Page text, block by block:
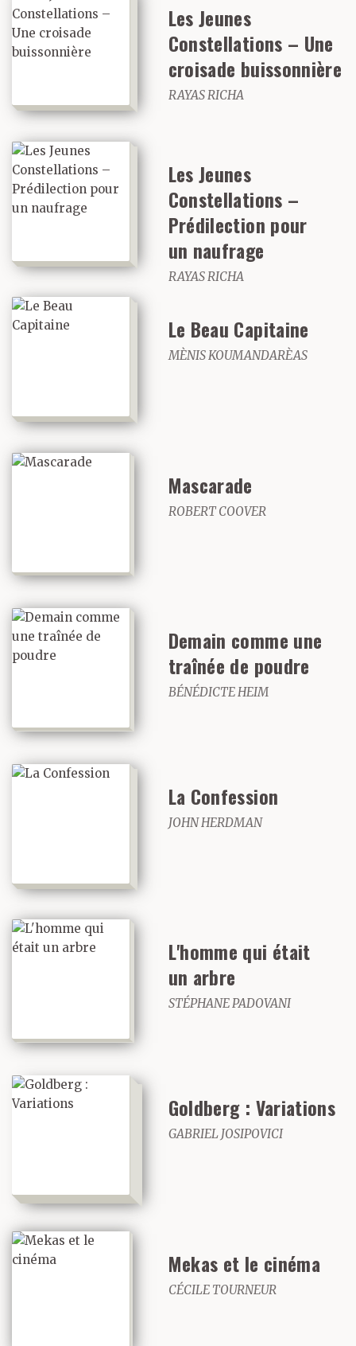
Les Jeunes
Constellations – Une
croisade buissonnière
RAYAS RICHA
Les Jeunes
Constellations –
Prédilection pour
un naufrage
RAYAS RICHA
Le Beau Capitaine
MÈNIS KOUMANDARÈAS
Mascarade
ROBERT COOVER
Demain comme une
traînée de poudre
BÉNÉDICTE HEIM
La Confession
JOHN HERDMAN
L'homme qui était
un arbre
STÉPHANE PADOVANI
Goldberg : Variations
GABRIEL JOSIPOVICI
Mekas et le cinéma
CÉCILE TOURNEUR